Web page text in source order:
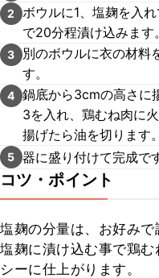
2
ボウルに1、塩麹を入
で20分程漬け込みます。
3
別のボウルに衣の材料
す。
4 鍋底から3cmの高さに
3を入れ、鶏むね肉に
揚げたら油を切ります。
5 器に盛り付けて完成で
コツ・ポイント
塩麹の分量は、お好みで
塩麹に漬け込む事で鶏
シーに仕上がります。